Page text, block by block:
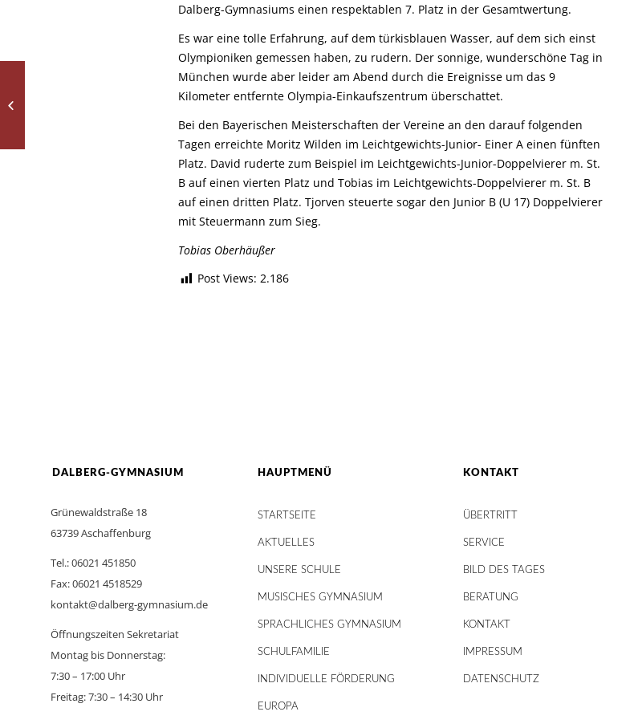
Dalberg-Gymnasiums einen respektablen 7. Platz in der Gesamtwertung.
Es war eine tolle Erfahrung, auf dem türkisblauen Wasser, auf dem sich einst
Olympioniken gemessen haben, zu rudern. Der sonnige, wunderschöne Tag in
München wurde aber leider am Abend durch die Ereignisse um das 9
Kilometer entfernte Olympia-Einkaufszentrum überschattet.
Bei den Bayerischen Meisterschaften der Vereine an den darauf folgenden
Tagen erreichte Moritz Wilden im Leichtgewichts-Junior- Einer A einen fünften
Platz. David ruderte zum Beispiel im Leichtgewichts-Junior-Doppelvierer m. St.
B auf einen vierten Platz und Tobias im Leichtgewichts-Doppelvierer m. St. B
auf einen dritten Platz. Tjorven steuerte sogar den Junior B (U 17) Doppelvierer
mit Steuermann zum Sieg.
Tobias Oberhäußer
Post Views: 2.186
DALBERG-GYMNASIUM
Grünewaldstraße 18
63739 Aschaffenburg
Tel.: 06021 451850
Fax: 06021 4518529
kontakt@dalberg-gymnasium.de
Öffnungszeiten Sekretariat
Montag bis Donnerstag:
7:30 – 17:00 Uhr
Freitag: 7:30 – 14:30 Uhr
HAUPTMENÜ
STARTSEITE
AKTUELLES
UNSERE SCHULE
MUSISCHES GYMNASIUM
SPRACHLICHES GYMNASIUM
SCHULFAMILIE
INDIVIDUELLE FÖRDERUNG
EUROPA
KONTAKT
ÜBERTRITT
SERVICE
BILD DES TAGES
BERATUNG
KONTAKT
IMPRESSUM
DATENSCHUTZ